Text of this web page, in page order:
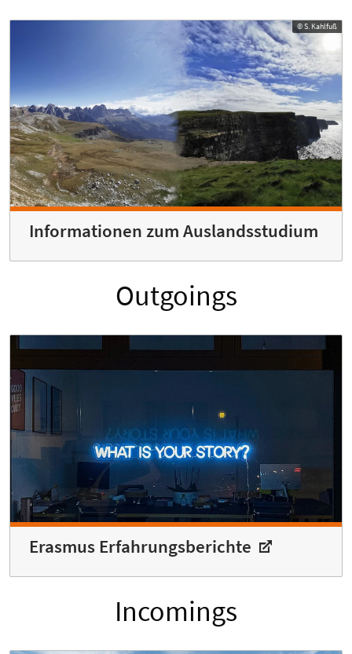
© S. Kahlfuß
Informationen zum Auslandsstudium
Outgoings
Erasmus Erfahrungsberichte
Incomings